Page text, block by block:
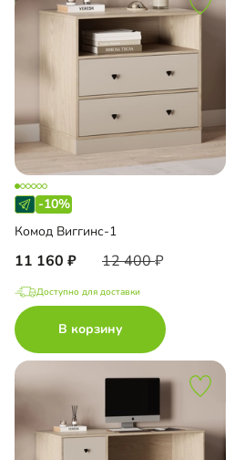
-10%
Комод Виггинс-1
11 160 12 400
Доступно для доставки
В корзину